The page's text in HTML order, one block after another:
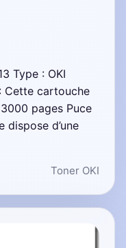
Type : OKI
Cette cartouche
pages Puce
d’une
Toner OKI